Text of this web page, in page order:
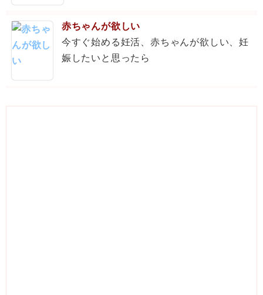
赤ちゃんが欲しい
今すぐ始める妊活、赤ちゃんが欲しい、妊
娠したいと思ったら